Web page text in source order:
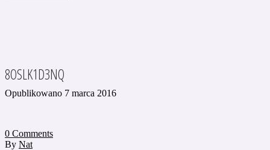
8OSLK1D3NQ
Opublikowano 7 marca 2016
0 Comments
By Nat